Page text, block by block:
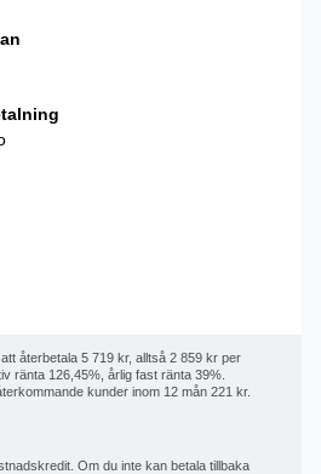
återbetala 5 719 kr, alltså 2 859 kr per
ränta 126,45%, årlig fast ränta 39%.
kunder inom 12 mån 221 kr.
Om du inte kan betala tillbaka